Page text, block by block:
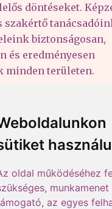
oldal működéséhez
munkamenet
az egyes
döntéseket.
szakértő
biztonságosan,
és eredményesen
minden területen.
út 99-105. 4. em.
2-41
01-09-883770